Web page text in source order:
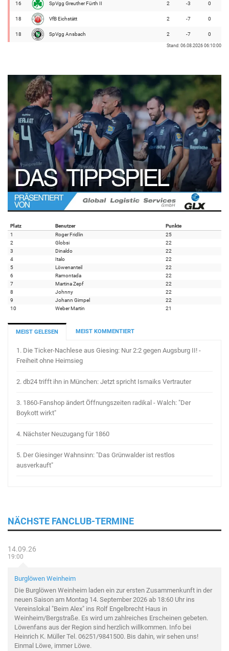
16 SpVgg Greuther Fürth II 2 -3 0
18 VfB Eichstätt 2 -7 0
18 SpVgg Ansbach 2 -7 0
Stand: 06.08.2026 06:10:00
Platz Benutzer
Punkte
1
Roger Fridlin
25
2
Globsi
22
3
Dinaldo
22
4
Italo
22
5
Löwenanteil
22
6
Ramontada
22
7
Martina Zepf
22
8
Johnny
22
9
Johann Gimpel
22
10
Weber Martin 21
MEIST GELESEN MEIST KOMMENTIERT
1. Die Ticker-Nachlese aus Giesing: Nur 2:2 gegen Augsburg II! -
Freiheit ohne Heimsieg
2. db24 trifft ihn in München: Jetzt spricht Ismaiks Vertrauter
3. 1860-Fanshop ändert Öffnungszeiten radikal - Walch: "Der
Boykott wirkt"
4. Nächster Neuzugang für 1860
5. Der Giesinger Wahnsinn: "Das Grünwalder ist restlos
ausverkauft"
NÄCHSTE FANCLUB-TERMINE
14.09.26
19:00
Burglöwen Weinheim
Die Burglöwen Weinheim laden ein zur ersten Zusammenkunft in der
neuen Saison am Montag 14. September 2026 ab 18:60 Uhr ins
Vereinslokal "Beim Alex" ins Rolf Engelbrecht Haus in
Weinheim/Bergstraße. Es wird um zahlreiches Erscheinen gebeten.
Löwenfans aus der Region sind herzlich willkommen. Info bei
Heinrich K. Müller Tel. 06251/9841500. Bis dahin, wir sehen uns!
Einmal Löwe, immer Löwe.